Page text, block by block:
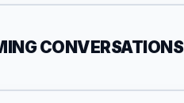
CONVERSATIONS